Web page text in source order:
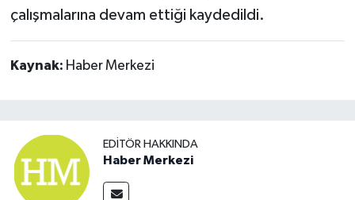
çalışmalarına devam ettiği kaydedildi.
Kaynak: Haber Merkezi
EDITÖR HAKKINDA
Haber Merkezi